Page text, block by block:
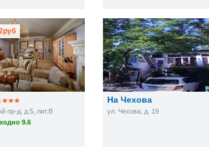
пр-д, д.5, лит.В
9.6
руб
На Чехова
ул. Чехова, д. 19